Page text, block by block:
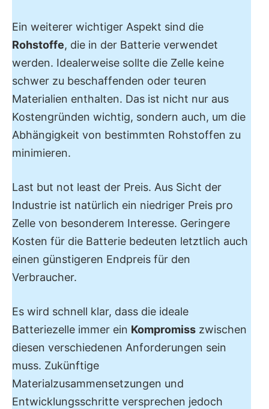
Ein weiterer wichtiger Aspekt sind die
Rohstoffe, die in der Batterie verwendet
werden. Idealerweise sollte die Zelle keine
schwer zu beschaffenden oder teuren
Materialien enthalten. Das ist nicht nur aus
Kostengründen wichtig, sondern auch, um die
Abhängigkeit von bestimmten Rohstoffen zu
minimieren.
Last but not least der Preis. Aus Sicht der
Industrie ist natürlich ein niedriger Preis pro
Zelle von besonderem Interesse. Geringere
Kosten für die Batterie bedeuten letztlich auch
einen günstigeren Endpreis für den
Verbraucher.
Es wird schnell klar, dass die ideale
Batteriezelle immer ein Kompromiss zwischen
diesen verschiedenen Anforderungen sein
muss. Zukünftige
Materialzusammensetzungen und
Entwicklungsschritte versprechen jedoch